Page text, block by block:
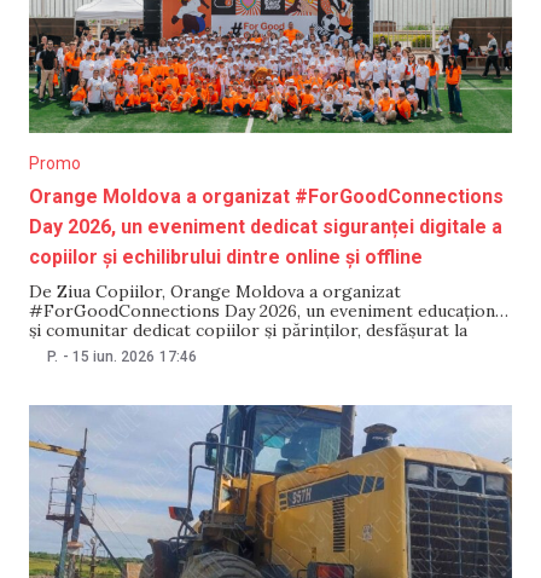
Promo
Orange Moldova a organizat #ForGoodConnections
Day 2026, un eveniment dedicat siguranței digitale a
copiilor și echilibrului dintre online și offline
De Ziua Copiilor, Orange Moldova a organizat
#ForGoodConnections Day 2026, un eveniment educațional
și comunitar dedicat copiilor și părinților, desfășurat la
Orange Arena. Evenimentul a reunit 193 de copii din
calitate de Partener Principal,
P. - 15 iun. 2026 17:46